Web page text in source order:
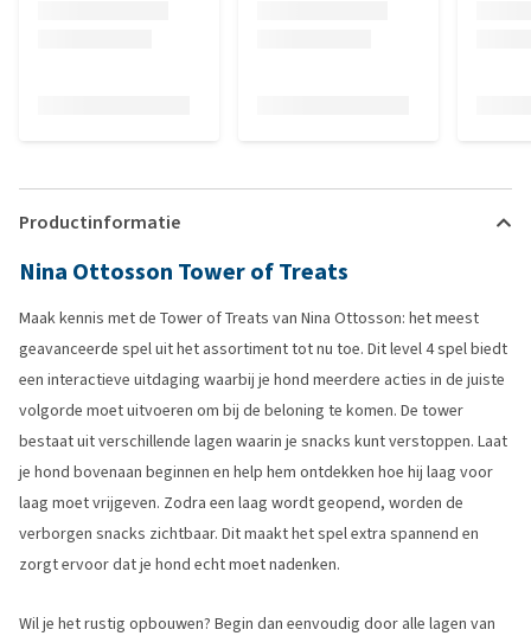
Productinformatie
Nina Ottosson Tower of Treats
Maak kennis met de Tower of Treats van Nina Ottosson: het meest
geavanceerde spel uit het assortiment tot nu toe. Dit level 4 spel biedt
een interactieve uitdaging waarbij je hond meerdere acties in de juiste
volgorde moet uitvoeren om bij de beloning te komen. De tower
bestaat uit verschillende lagen waarin je snacks kunt verstoppen. Laat
je hond bovenaan beginnen en help hem ontdekken hoe hij laag voor
laag moet vrijgeven. Zodra een laag wordt geopend, worden de
verborgen snacks zichtbaar. Dit maakt het spel extra spannend en
zorgt ervoor dat je hond echt moet nadenken.
Wil je het rustig opbouwen? Begin dan eenvoudig door alle lagen van